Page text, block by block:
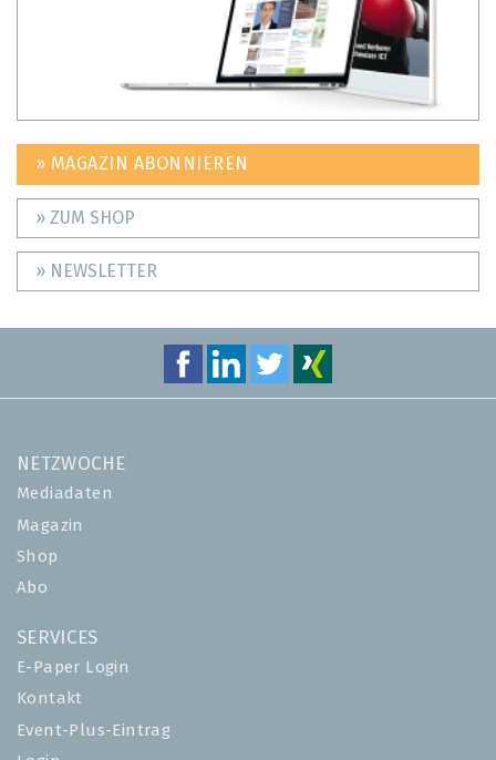
» MAGAZIN ABONNIEREN
» ZUM SHOP
» NEWSLETTER
NETZWOCHE
Mediadaten
Magazin
Shop
Abo
SERVICES
E-Paper Login
Kontakt
Event-Plus-Eintrag